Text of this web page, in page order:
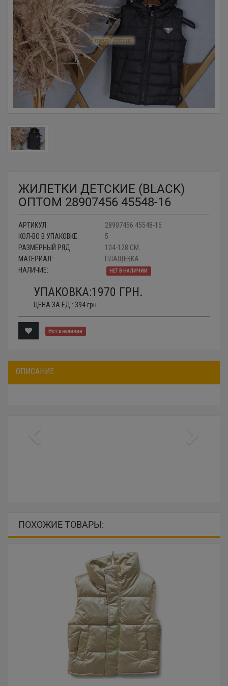
ЖИЛЕТКИ ДЕТСКИЕ (BLACK)
ОПТОМ 28907456 45548-16
АРТИКУЛ:
28907456 45548-16
КОЛ-ВО В УПАКОВКЕ:
5
РАЗМЕРНЫЙ РЯД: :
104-128 СМ.
МАТЕРИАЛ:
ПЛАЩЕВКА
НАЛИЧИЕ:
НЕТ В НАЛИЧИИ
УПАКОВКА:1970 ГРН.
ЦЕНА ЗА ЕД.: 394 грн.
Нет в наличии
ОПИСАНИЕ
ПОХОЖИЕ ТОВАРЫ: